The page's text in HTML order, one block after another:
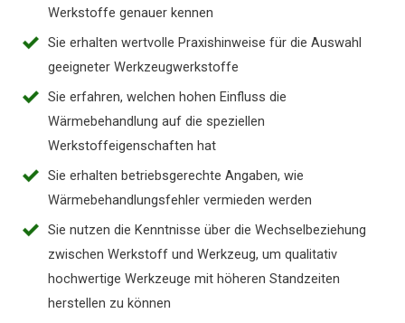
Werkstoffe genauer kennen
Sie erhalten wertvolle Praxishinweise für die Auswahl
geeigneter Werkzeugwerkstoffe
Sie erfahren, welchen hohen Einfluss die
Wärmebehandlung auf die speziellen
Werkstoffeigenschaften hat
Sie erhalten betriebsgerechte Angaben, wie
Wärmebehandlungsfehler vermieden werden
Sie nutzen die Kenntnisse über die Wechselbeziehung
zwischen Werkstoff und Werkzeug, um qualitativ
hochwertige Werkzeuge mit höheren Standzeiten
herstellen zu können